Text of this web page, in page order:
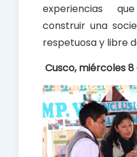
experiencias
construir una
respetuosa y libre
Cusco, miércoles